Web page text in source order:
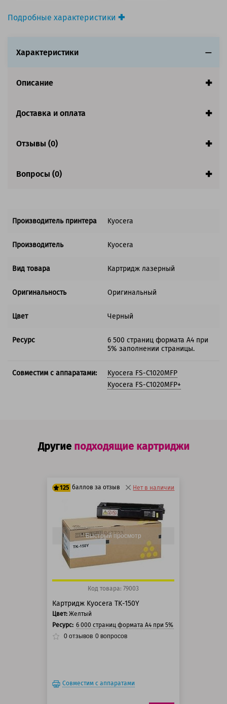
Подробные характеристики
Вид товара:Картридж лазерный
Ресурс:6 500 страниц формата А4 при 5%
Совместим с аппаратами
Характеристики
Описание
Доставка и оплата
Отзывы (0)
Вопросы (0)
Производитель принтера Kyocera
Производитель Kyocera
Вид товара Картридж лазерный
Оригинальность Оригинальный
Цвет Черный
Ресурс
6 500 страниц формата А4 при
5% заполнении страницы.
Совместим с аппаратами:
Kyocera FS-C1020MFP
Kyocera FS-C1020MFP+
Другие подходящие картриджи
125 баллов за отзыв
100 баллов
125 баллов
Нет в наличии
Быстрый просмотр
Код товара: 79003
Картридж Kyocera TK-150Y
Цвет: Желтый
Ресурс: 6 000 страниц формата А4 при 5% заполнении
0 отзывов 0 вопросов
Совместим с аппаратами